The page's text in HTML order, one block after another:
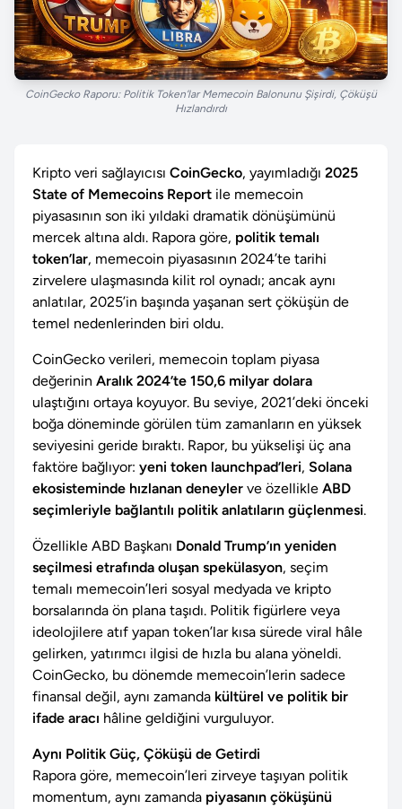
CoinGecko Raporu: Politik Token’lar Memecoin Balonunu Şişirdi, Çöküşü
Hızlandırdı
Kripto veri sağlayıcısı CoinGecko, yayımladığı 2025
State of Memecoins Report ile memecoin
piyasasının son iki yıldaki dramatik dönüşümünü
mercek altına aldı. Rapora göre, politik temalı
token’lar, memecoin piyasasının 2024’te tarihi
zirvelere ulaşmasında kilit rol oynadı; ancak aynı
anlatılar, 2025’in başında yaşanan sert çöküşün de
temel nedenlerinden biri oldu.
CoinGecko verileri, memecoin toplam piyasa
değerinin Aralık 2024’te 150,6 milyar dolara
ulaştığını ortaya koyuyor. Bu seviye, 2021’deki önceki
boğa döneminde görülen tüm zamanların en yüksek
seviyesini geride bıraktı. Rapor, bu yükselişi üç ana
faktöre bağlıyor: yeni token launchpad’leri, Solana
ekosisteminde hızlanan deneyler ve özellikle ABD
seçimleriyle bağlantılı politik anlatıların güçlenmesi.
Özellikle ABD Başkanı Donald Trump’ın yeniden
seçilmesi etrafında oluşan spekülasyon, seçim
temalı memecoin’leri sosyal medyada ve kripto
borsalarında ön plana taşıdı. Politik figürlere veya
ideolojilere atıf yapan token’lar kısa sürede viral hâle
gelirken, yatırımcı ilgisi de hızla bu alana yöneldi.
CoinGecko, bu dönemde memecoin’lerin sadece
finansal değil, aynı zamanda kültürel ve politik bir
ifade aracı hâline geldiğini vurguluyor.
Aynı Politik Güç, Çöküşü de Getirdi
Rapora göre, memecoin’leri zirveye taşıyan politik
momentum, aynı zamanda piyasanın çöküşünü